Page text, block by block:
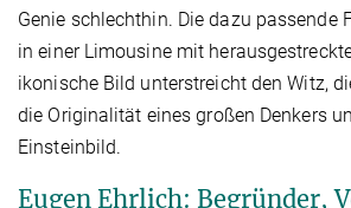
Genie schlechthin. Die dazu passende
in einer Limousine mit
ikonische Bild unterstreicht den Witz,
die Originalität eines großen Denkers
Einsteinbild.
Eugen Ehrlich: Begründer,